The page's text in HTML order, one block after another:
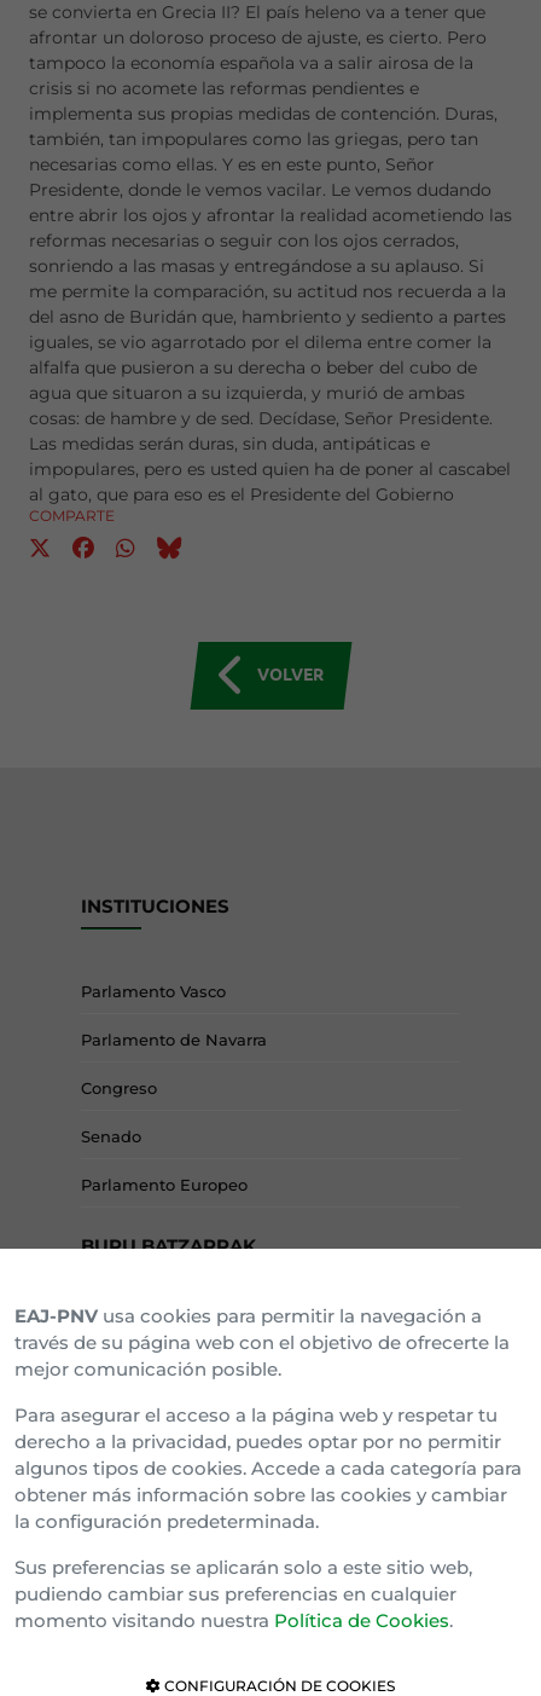
se convierta en Grecia II? El país heleno va a tener que
afrontar un doloroso proceso de ajuste, es cierto. Pero
tampoco la economía española va a salir airosa de la
crisis si no acomete las reformas pendientes e
implementa sus propias medidas de contención. Duras,
también, tan impopulares como las griegas, pero tan
necesarias como ellas. Y es en este punto, Señor
Presidente, donde le vemos vacilar. Le vemos dudando
entre abrir los ojos y afrontar la realidad acometiendo las
reformas necesarias o seguir con los ojos cerrados,
sonriendo a las masas y entregándose a su aplauso. Si
me permite la comparación, su actitud nos recuerda a la
del asno de Buridán que, hambriento y sediento a partes
iguales, se vio agarrotado por el dilema entre comer la
alfalfa que pusieron a su derecha o beber del cubo de
agua que situaron a su izquierda, y murió de ambas
cosas: de hambre y de sed. Decídase, Señor Presidente.
Las medidas serán duras, sin duda, antipáticas e
impopulares, pero es usted quien ha de poner al cascabel
al gato, que para eso es el Presidente del Gobierno
COMPARTE
VOLVER
INSTITUCIONES
Parlamento Vasco
Parlamento de Navarra
Congreso
Senado
Parlamento Europeo
BURU BATZARRAK
Araba Buru Batzar
Bizkai Buru Batzar
Gipuzko Buru Batzar
Ipar Buru Batzar
Napar Buru Batzar
EAJ-PNV usa cookies para permitir la navegación a
través de su página web con el objetivo de ofrecerte la
mejor comunicación posible.
Para asegurar el acceso a la página web y respetar tu
derecho a la privacidad, puedes optar por no permitir
algunos tipos de cookies. Accede a cada categoría para
obtener más información sobre las cookies y cambiar
la configuración predeterminada.
Sus preferencias se aplicarán solo a este sitio web,
pudiendo cambiar sus preferencias en cualquier
momento visitando nuestra Política de Cookies.
CONFIGURACIÓN DE COOKIES